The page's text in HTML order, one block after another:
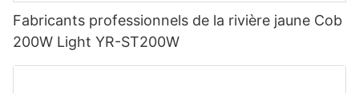
Fabricants professionnels de la rivière jaune Cob
200W Light YR-ST200W